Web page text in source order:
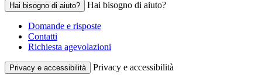
Hai bisogno di aiuto? Hai bisogno di aiuto?
Domande e risposte
Contatti
Richiesta agevolazioni
Privacy e accessibilità Privacy e accessibilità